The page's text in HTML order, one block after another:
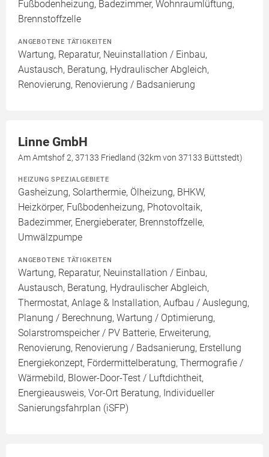
Fußbodenheizung, Badezimmer, Wohnraumlüftung,
Brennstoffzelle
ANGEBOTENE TÄTIGKEITEN
Wartung, Reparatur, Neuinstallation / Einbau,
Austausch, Beratung, Hydraulischer Abgleich,
Renovierung, Renovierung / Badsanierung
Linne GmbH
Am Amtshof 2, 37133 Friedland (32km von 37133 Büttstedt)
HEIZUNG SPEZIALGEBIETE
Gasheizung, Solarthermie, Ölheizung, BHKW,
Heizkörper, Fußbodenheizung, Photovoltaik,
Badezimmer, Energieberater, Brennstoffzelle,
Umwälzpumpe
ANGEBOTENE TÄTIGKEITEN
Wartung, Reparatur, Neuinstallation / Einbau,
Austausch, Beratung, Hydraulischer Abgleich,
Thermostat, Anlage & Installation, Aufbau / Auslegung,
Planung / Berechnung, Wartung / Optimierung,
Solarstromspeicher / PV Batterie, Erweiterung,
Renovierung, Renovierung / Badsanierung, Erstellung
Energiekonzept, Fördermittelberatung, Thermografie /
Wärmebild, Blower-Door-Test / Luftdichtheit,
Energieausweis, Vor-Ort Beratung, Individueller
Sanierungsfahrplan (iSFP)